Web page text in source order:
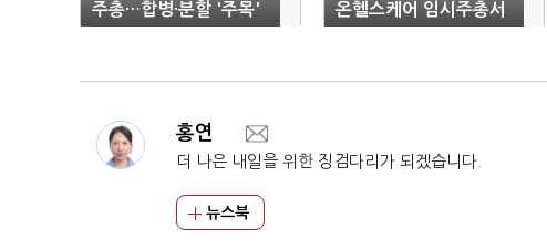
주총…합병·분할 '주목'
온헬스케어 임시주총서
합병 승인
홍연
더 나은 내일을 위한 징검다리가 되겠습니다.
뉴스북